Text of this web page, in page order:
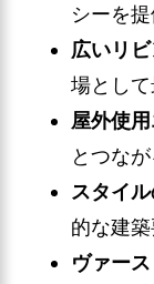
シーを
広いリ
場として
屋外使
とつな
スタイ
的な建
ヴァー